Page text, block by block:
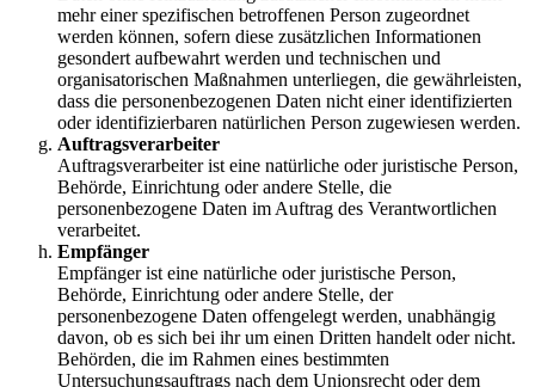
mehr einer spezifischen betroffenen Person zugeordnet
werden können, sofern diese zusätzlichen Informationen
gesondert aufbewahrt werden und technischen und
organisatorischen Maßnahmen unterliegen, die gewährleisten,
dass die personenbezogenen Daten nicht einer identifizierten
oder identifizierbaren natürlichen Person zugewiesen werden.
Auftragsverarbeiter
Auftragsverarbeiter ist eine natürliche oder juristische Person,
Behörde, Einrichtung oder andere Stelle, die
personenbezogene Daten im Auftrag des Verantwortlichen
verarbeitet.
Empfänger
Empfänger ist eine natürliche oder juristische Person,
Behörde, Einrichtung oder andere Stelle, der
personenbezogene Daten offengelegt werden, unabhängig
davon, ob es sich bei ihr um einen Dritten handelt oder nicht.
Behörden, die im Rahmen eines bestimmten
Untersuchungsauftrags nach dem Unionsrecht oder dem